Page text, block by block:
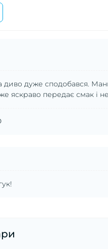
диво дуже сподобався.
яскраво передає смак і